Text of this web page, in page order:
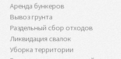
Аренда бункеров
Вывоз грунта
Раздельный сбор отходов
Ликвидация свалок
Уборка территории